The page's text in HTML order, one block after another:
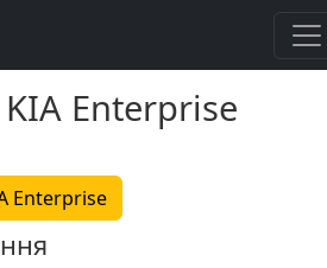
Enterprise
Enterprise